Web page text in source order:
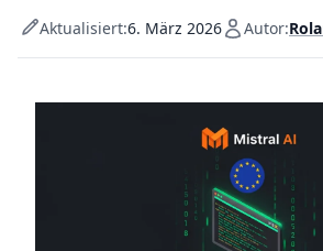
Aktualisiert:6. März 2026 Autor: